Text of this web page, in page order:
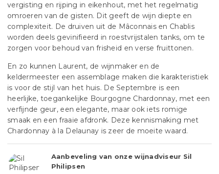
vergisting en rijping in eikenhout, met het regelmatig
omroeren van de gisten. Dit geeft de wijn diepte en
complexiteit. De druiven uit de Mâconnais en Chablis
worden deels gevinifieerd in roestvrijstalen tanks, om te
zorgen voor behoud van frisheid en verse fruittonen.
En zo kunnen Laurent, de wijnmaker en de
keldermeester een assemblage maken die karakteristiek
is voor de stijl van het huis. De Septembre is een
heerlijke, toegankelijke Bourgogne Chardonnay, met een
verfijnde geur, een elegante, maar ook iets romige
smaak en een fraaie afdronk. Deze kennismaking met
Chardonnay à la Delaunay is zeer de moeite waard.
Aanbeveling van onze wijnadviseur Sil
Philipsen